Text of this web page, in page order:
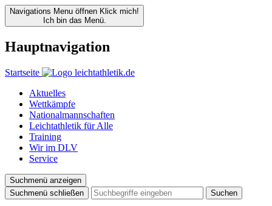
Navigations Menu öffnen Klick mich!
Ich bin das Menü.
Hauptnavigation
Startseite
Aktuelles
Wettkämpfe
Nationalmannschaften
Leichtathletik für Alle
Training
Wir im DLV
Service
Suchmenü anzeigen
Suchmenü schließen
Suchen